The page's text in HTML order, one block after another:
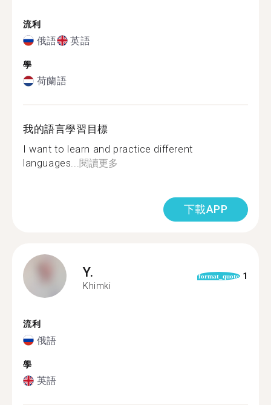
流利
俄語 英語
學
荷蘭語
我的語言學習目標
I want to learn and practice different
languages...閱讀更多
下載APP
Y.
Khimki
format_quote 1
流利
俄語
學
英語